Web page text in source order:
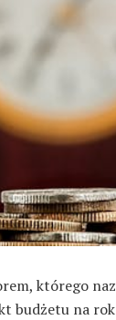
którego
budżetu na